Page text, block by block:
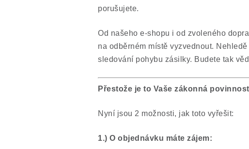
porušujete.
Od našeho e-shopu i od zvoleného
na odběrném místě vyzvednout.
sledování pohybu zásilky. Budete tak
Přestože je to Vaše zákonná
Nyní jsou 2 možnosti, jak toto vyřešit:
1.) O objednávku máte zájem: